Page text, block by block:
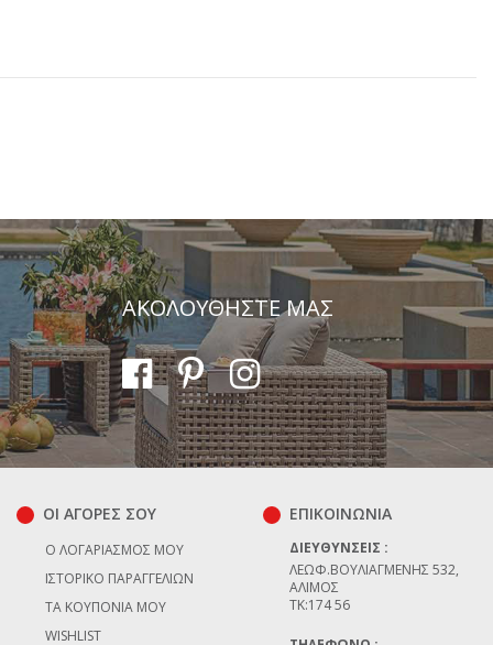
ΑΚΟΛΟΥΘΗΣΤΕ ΜΑΣ
ΟΙ ΑΓΟΡΕΣ ΣΟΥ
Ο ΛΟΓΑΡΙΑΣΜΌΣ ΜΟΥ
ΙΣΤΟΡΙΚΌ ΠΑΡΑΓΓΕΛΙΏΝ
ΤΑ ΚΟΥΠΌΝΙΑ ΜΟΥ
WISHLIST
ΕΠΙΚΟΙΝΩΝΊΑ
ΔΙΕΥΘΎΝΣΕΙΣ :
ΛΕΩΦ.ΒΟΥΛΙΑΓΜΈΝΗΣ 532,
ΆΛΙΜΟΣ
TK:174 56